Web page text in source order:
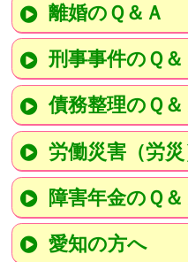
離婚のＱ＆Ａ
刑事事件のＱ＆
債務整理のＱ＆
労働災害（労災
障害年金のＱ＆
愛知の方へ